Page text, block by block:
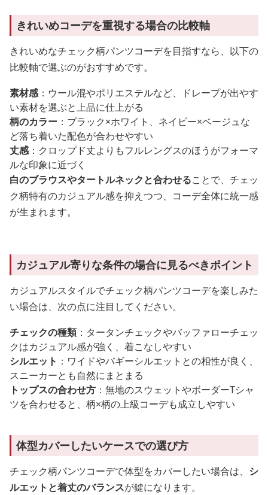
きれいめコーデを重視する場合の比較軸
きれいめなチェック柄パンツコーデを目指すなら、以下の
比較軸で選ぶのがおすすめです。
素材感：ウール混やポリエステルなど、ドレープが出やす
い素材を選ぶと上品に仕上がる
柄のカラー ：ブラック×ホワイト、ネイビー×ベージュな
ど落ち着いた配色が合わせやすい
丈感：クロップド丈よりもフルレングスのほうがフォーマ
ルな印象に近づく
白のブラウスやタートルネックと合わせることで、チェッ
ク柄特有のカジュアル感を抑えつつ、コーデ全体に統一感
が生まれます。
カジュアル寄りな条件の場合に見るべきポイント
カジュアルスタイルでチェック柄パンツコーデを楽しみた
い場合は、次の点に注目してください。
チェックの種類：タータンチェックやバッファローチェッ
クはカジュアル感が強く、着こなしやすい
シルエット ：ワイドやバギーシルエットとの相性が良く、
スニーカーとも自然にまとまる
トップスの合わせ方 ：無地のスウェットやボーダーTシャ
ツを合わせると、柄×柄の上級コーデも成立しやすい
体型カバーしたいケースでの選び方
チェック柄パンツコーデで体型をカバーしたい場合は、 シ
ルエットと着丈のバランスが鍵になります。